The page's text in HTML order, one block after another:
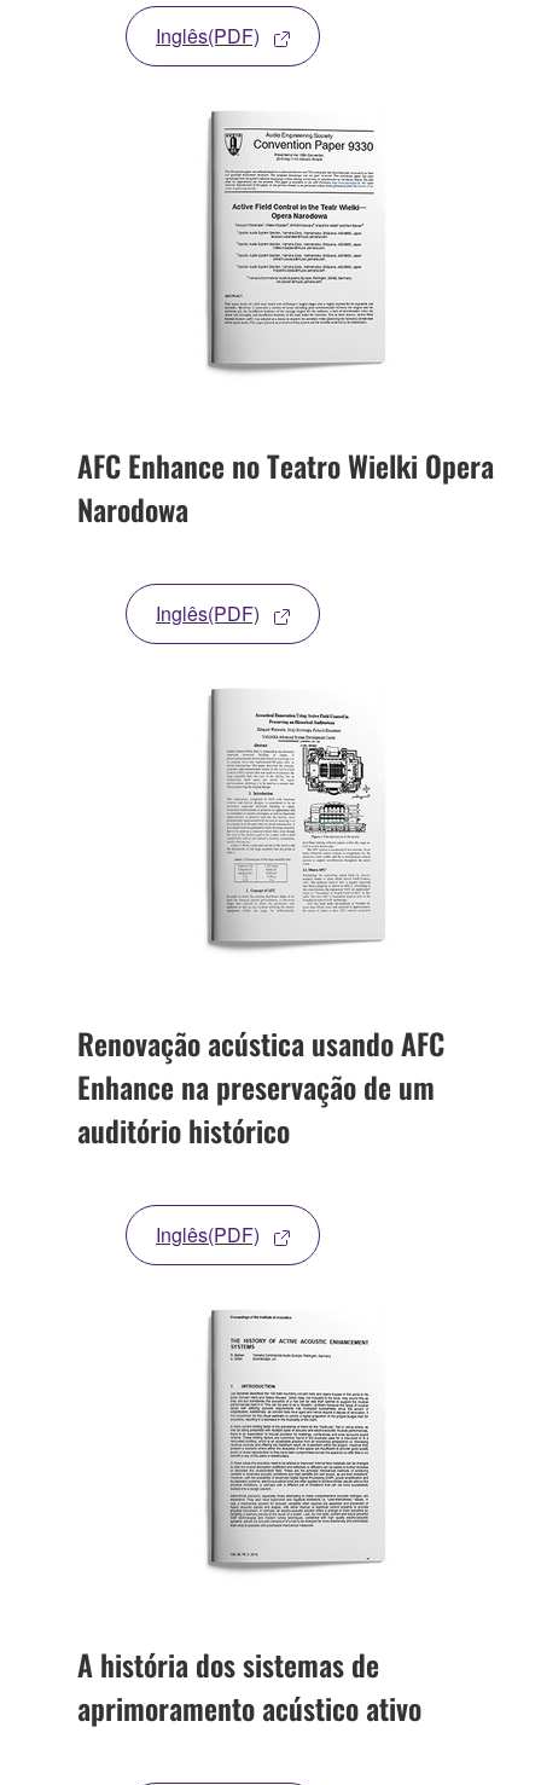
Inglês(PDF)
AFC Enhance no Teatro Wielki Opera
Narodowa
Inglês(PDF)
Renovação acústica usando AFC
Enhance na preservação de um
auditório histórico
Inglês(PDF)
A história dos sistemas de
aprimoramento acústico ativo